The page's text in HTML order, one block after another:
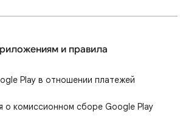
и правила
Play в отношении платежей
о комиссионном сборе Google Play